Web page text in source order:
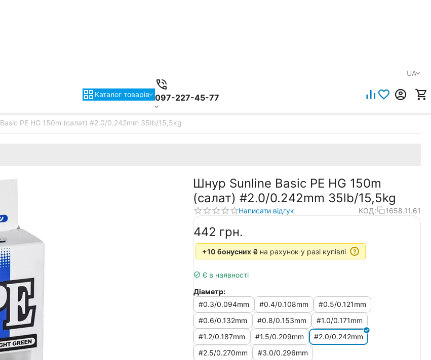
UA
Каталог товарiв 097-227-45-77
PE HG 150m (салат) #2.0/0.242mm 35lb/15,5kg
Шнур Sunline Basic PE HG 150m
(салат) #2.0/0.242mm 35lb/15,5kg
Написати відгук КОД: 1658.11.61
‍442‍ грн.
+10 бонусних ₴ на рахунок у разі купівлі ?
Є в наявності
Діаметр:
#0.3/0.094mm
#0.4/0.108mm
#0.5/0.121mm
#0.6/0.132mm
#0.8/0.153mm
#1.0/0.171mm
#1.2/0.187mm
#1.5/0.209mm
#2.0/0.242mm
#2.5/0.270mm
#3.0/0.296mm